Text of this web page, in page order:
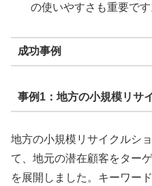
の使いやすさも重要です
成功事例
事例1：地方の小規模リサ
地方の小規模リサイクルシ
て、地元の潜在顧客をター
を展開しました。キーワー